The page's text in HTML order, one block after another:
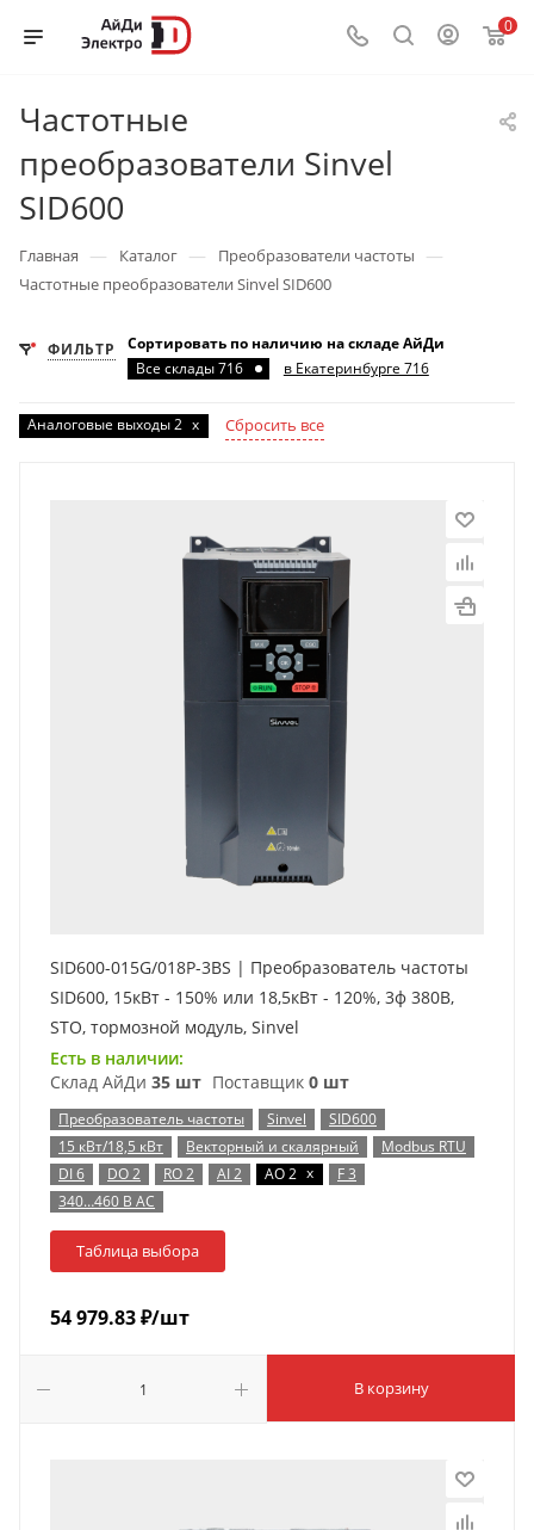
0
Частотные
преобразователи Sinvel
SID600
Главная — Каталог — Преобразователи частоты —
Частотные преобразователи Sinvel SID600
ФИЛЬТР
Сортировать по наличию на складе АйДи
Все склады 716
в Екатеринбурге 716
Аналоговые выходы 2 x Сбросить все
SID600-015G/018P-3BS | Преобразователь частоты
SID600, 15кВт - 150% или 18,5кВт - 120%, 3ф 380В,
STO, тормозной модуль, Sinvel
Есть в наличии:
Склад АйДи 35 шт Поставщик 0 шт
Преобразователь частоты Sinvel
SID600
15 кВт/18,5 кВт
Векторный и скалярный
Modbus RTU
DI 6
DO 2 RO 2 AI 2 AO 2 x
F 3
340…460 В AC
Таблица выбора
54 979.83₽/шт
В корзину